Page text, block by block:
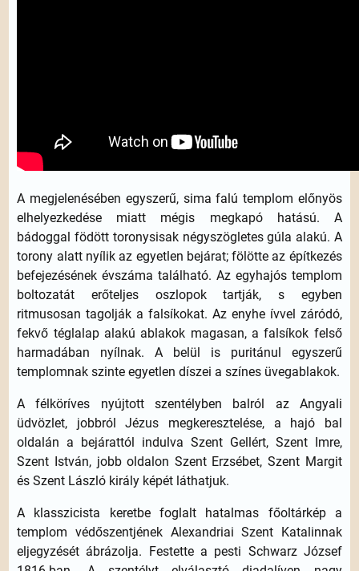
A megjelenésében egyszerű, sima falú templom előnyös
elhelyezkedése miatt mégis megkapó hatású. A
bádoggal födött toronysisak négyszögletes gúla alakú. A
torony alatt nyílik az egyetlen bejárat; fölötte az építkezés
befejezésének évszáma található. Az egyhajós templom
boltozatát erőteljes oszlopok tartják, s egyben
ritmusosan tagolják a falsíkokat. Az enyhe ívvel záródó,
fekvő téglalap alakú ablakok magasan, a falsíkok felső
harmadában nyílnak. A belül is puritánul egyszerű
templomnak szinte egyetlen díszei a színes üvegablakok.
A félköríves nyújtott szentélyben balról az Angyali
üdvözlet, jobbról Jézus megkeresztelése, a hajó bal
oldalán a bejárattól indulva Szent Gellért, Szent Imre,
Szent István, jobb oldalon Szent Erzsébet, Szent Margit
és Szent László király képét láthatjuk.
A klasszicista keretbe foglalt hatalmas főoltárkép a
templom védőszentjének Alexandriai Szent Katalinnak
eljegyzését ábrázolja. Festette a pesti Schwarz József